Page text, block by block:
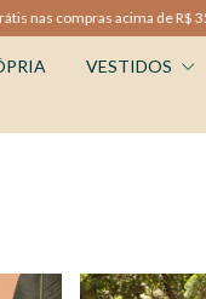
compras acima de R$ 350 •
VESTIDOS